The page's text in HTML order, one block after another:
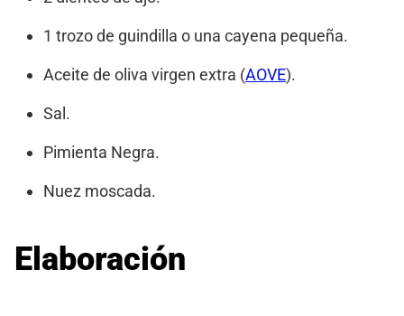
1 trozo de guindilla o una cayena pequeña.
Aceite de oliva virgen extra (AOVE).
Sal.
Pimienta Negra.
Nuez moscada.
Elaboración